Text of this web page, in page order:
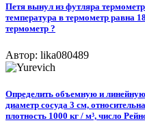
Петя вынул из футляра
температура в термометр равна
термометр ?
Автор: lika080489
Определить объемную и линейную
диаметр сосуда 3 см,
плотность 1000 кг / м³, число